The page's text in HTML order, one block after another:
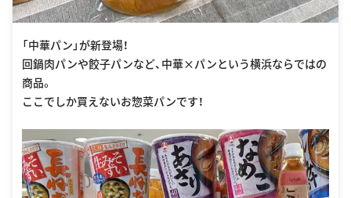
「中華パン」が新登場！
回鍋肉パンや餃子パンなど、中華×パンという横浜ならではの
商品。
ここでしか買えないお惣菜パンです！